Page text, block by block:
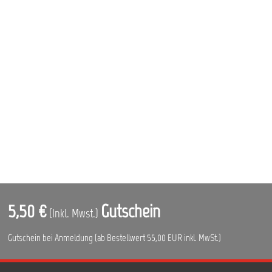
5,50 € (Inkl. Mwst.) Gutschein
Gutschein bei Anmeldung (ab Bestellwert 55,00 EUR inkl. MwSt.)